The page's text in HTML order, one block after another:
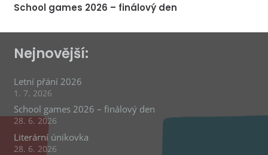
School games 2026 – finálový den
Nejnovější:
Letní přání 2026
1. 7. 2026
School games 2026 – finálový den
28. 6. 2026
Literární únikovka
28. 6. 2026